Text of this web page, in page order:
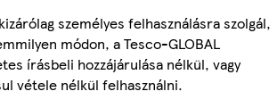
személyes felhasználásra szolgál,
módon, a Tesco-GLOBAL
írásbeli hozzájárulása nélkül, vagy
vétele nélkül felhasználni.